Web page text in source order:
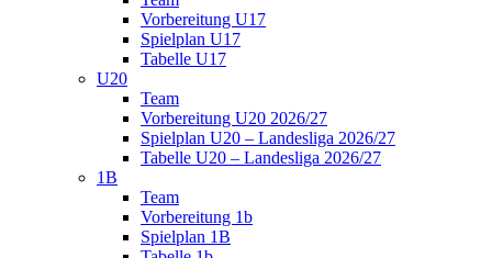
Vorbereitung U17
Spielplan U17
Tabelle U17
U20
Team
Vorbereitung U20 2026/27
Spielplan U20 – Landesliga 2026/27
Tabelle U20 – Landesliga 2026/27
1B
Team
Vorbereitung 1b
Spielplan 1B